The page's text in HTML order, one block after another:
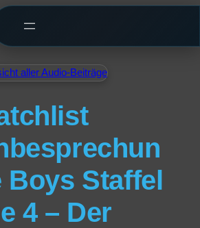
aller Audio-Beiträge
Boys Staffel
4 – Der